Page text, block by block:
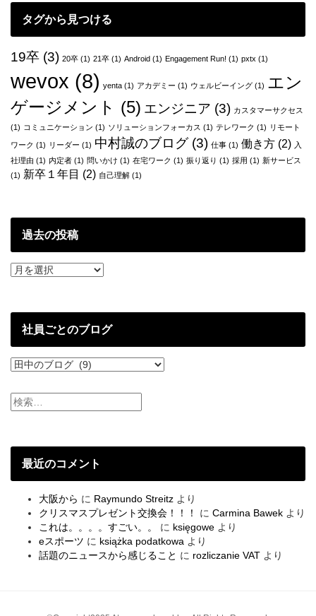
れ
た
の
ど
れ
く
ら
い
あ
う
ゲ
ー
シ
ョ
ン
タグから見つける
19卒 (3) 20卒 (1) 21卒 (1) Android (1) Engagement Run! (1) pxtx (1)
wevox (8) yenta (1) アカデミー (1) ウェルビーイング (1) エン
ゲージメント (5) エンジニア (3) カスタマーサクセス
(1) コミュニケーション (1) ソリューションフォーカス (1) テレワーク (1) リモート
ワーク (1) リーダー (1) 中村誠のブログ(3) 仕事 (1) 働き方 (2) 入
社理由 (1) 内定者 (1) 問いかけ (1) 在宅ワーク (1) 振り返り (1) 採用 (1) 新サービス
(1) 新卒１年目 (2) 自己理解 (1)
過去の投稿
過
投
社員ごとのブログ
社
ご
と
ロ
最近のコメント
大阪から に Raymundo Streitz より
クリスマスプレゼント交換会！！！
に Carmina Bawek より
これは。。。。すごい。。
に księgowe より
eスポーツ に książka podatkowa より
話題のニュースから感じること に rozliczanie VAT より